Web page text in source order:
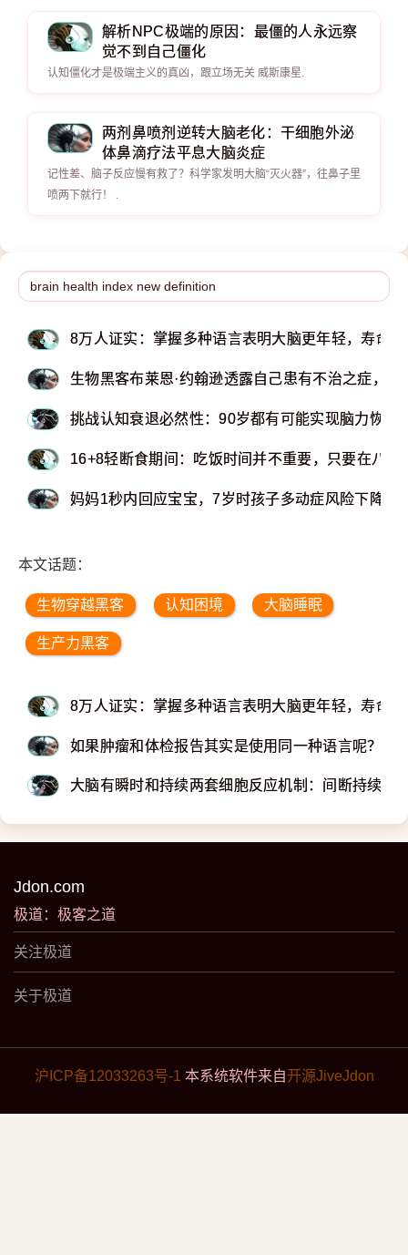
解析NPC极端的原因：最僵的人永远察
觉不到自己僵化
认知僵化才是极端主义的真凶，跟立场无关 威斯康星.
两剂鼻喷剂逆转大脑老化：干细胞外泌
体鼻滴疗法平息大脑炎症
记性差、脑子反应慢有救了？科学家发明大脑“灭火器”，往鼻子里
喷两下就行！ .
8万人证实：掌握多种语言表明大脑更年轻，寿命
生物黑客布莱恩·约翰逊透露自己患有不治之症，并
挑战认知衰退必然性：90岁都有可能实现脑力恢复
16+8轻断食期间：吃饭时间并不重要，只要在八小
妈妈1秒内回应宝宝，7岁时孩子多动症风险下降
本文话题：
生物穿越黑客 认知困境 大脑睡眠
生产力黑客
8万人证实：掌握多种语言表明大脑更年轻，寿命
如果肿瘤和体检报告其实是使用同一种语言呢？
大脑有瞬时和持续两套细胞反应机制：间断持续刺
Jdon.com
极道：极客之道
关注极道
关于极道
沪ICP备12033263号-1 本系统软件来自开源JiveJdon